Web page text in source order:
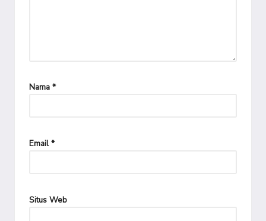
Nama *
Email*
Situs Web